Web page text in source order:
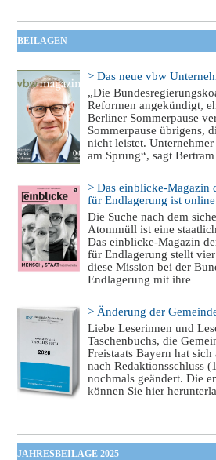
BEILAGEN
> Das neue vbw
„Die
Reformen angekündigt,
Berliner Sommerpause
Sommerpause übrigens,
nicht leistet.
am Sprung“, sagt
> Das einblicke-Magazin
für Endlagerung ist online
Die Suche nach dem
Atommüll ist eine
Das einblicke-Magazin
für Endlagerung stellt
diese Mission bei der
Endlagerung mit ihre
> Änderung der
Liebe Leserinnen und
Taschenbuchs, die
Freistaats Bayern hat
nach Redaktionsschluss
nochmals geändert. Die
können Sie hier
JAHRESBEILAGE 2025